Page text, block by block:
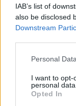
IAB’s list of
also be disclosed
Downstream
Personal
I want to opt-
personal data.
Opted In